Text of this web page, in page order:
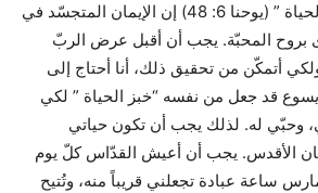
” أنا خبز الحياة ” (يوحنا 6: 48) إن الإيمان المتجسّد في
بروح المحبّة. يجب أن أقبل عرض الربّ
أتمكّن من تحقيق ذلك، أنا أحتاج إلى
قد جعل من نفسه “خبز الحياة ” لكي
وحبّي له. لذلك يجب أن تكون حياتي
الأقدس. يجب أن أعيش القدّاس كلّ يوم
ساعة عبادة تجعلني قريباً منه، وتُتيح